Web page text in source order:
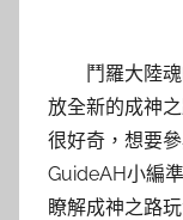
鬥羅大陸
放全新的成神
很好奇，想要
GuideAH小編
瞭解成神之路